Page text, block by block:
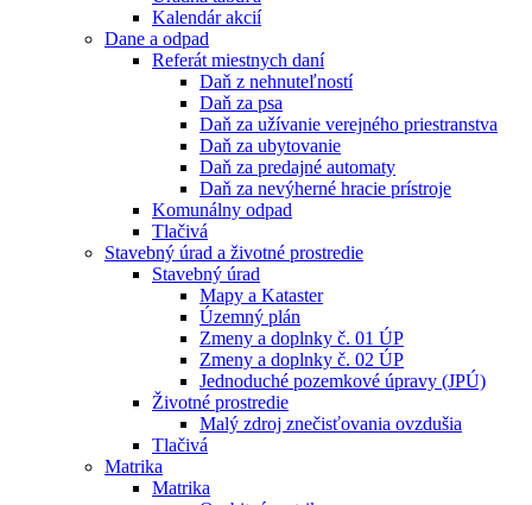
Kalendár akcií
Dane a odpad
Referát miestnych daní
Daň z nehnuteľností
Daň za psa
Daň za užívanie verejného priestranstva
Daň za ubytovanie
Daň za predajné automaty
Daň za nevýherné hracie prístroje
Komunálny odpad
Tlačivá
Stavebný úrad a životné prostredie
Stavebný úrad
Mapy a Kataster
Územný plán
Zmeny a doplnky č. 01 ÚP
Zmeny a doplnky č. 02 ÚP
Jednoduché pozemkové úpravy (JPÚ)
Životné prostredie
Malý zdroj znečisťovania ovzdušia
Tlačivá
Matrika
Matrika